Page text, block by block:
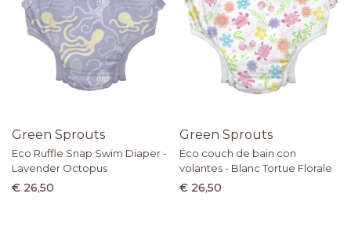
Green Sprouts
Eco Ruffle Snap Swim Diaper -
Lavender Octopus
€ 26,50
Green Sprouts
Éco couch de bain con
volantes - Blanc Tortue Florale
€ 26,50